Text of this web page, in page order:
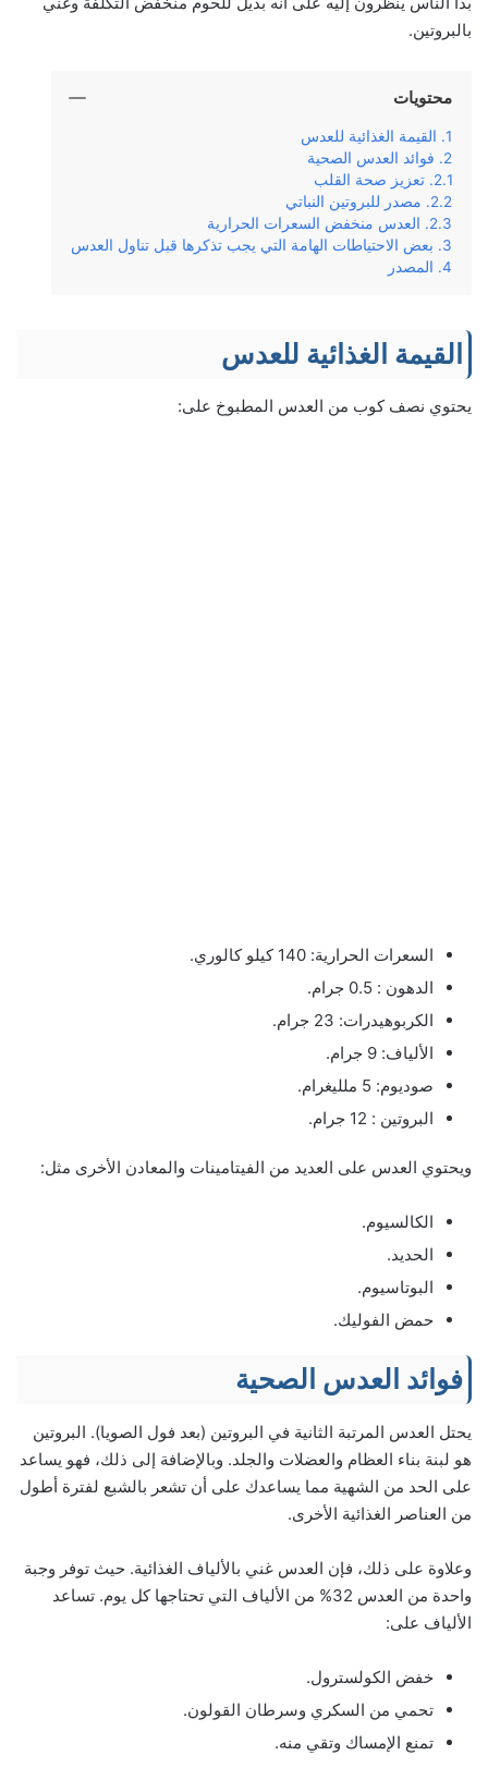
بالبروتين.
محتويات
القيمة الغذائية للعدس
فوائد العدس الصحية
تعزيز صحة القلب
مصدر للبروتين النباتي
العدس منخفض السعرات الحرارية
بعض الاحتياطات الهامة التي يجب تذكرها قبل تناول العدس
المصدر
القيمة الغذائية للعدس
يحتوي نصف كوب من العدس المطبوخ على:
السعرات الحرارية: 140 كيلو كالوري.
الدهون : 0.5 جرام.
الكربوهيدرات: 23 جرام.
الألياف: 9 جرام.
صوديوم: 5 ملليغرام.
البروتين : 12 جرام.
ويحتوي العدس على العديد من الفيتامينات والمعادن الأخرى مثل:
الكالسيوم.
الحديد.
البوتاسيوم.
حمض الفوليك.
فوائد العدس الصحية
يحتل العدس المرتبة الثانية في البروتين (بعد فول الصويا). البروتين
هو لبنة بناء العظام والعضلات والجلد. وبالإضافة إلى ذلك، فهو يساعد
على الحد من الشهية مما يساعدك على أن تشعر بالشبع لفترة أطول
من العناصر الغذائية الأخرى.
وعلاوة على ذلك، فإن العدس غني بالألياف الغذائية. حيث توفر وجبة
واحدة من العدس 32% من الألياف التي تحتاجها كل يوم. تساعد
الألياف على:
خفض الكولسترول.
تحمي من السكري وسرطان القولون.
تمنع الإمساك وتقي منه.